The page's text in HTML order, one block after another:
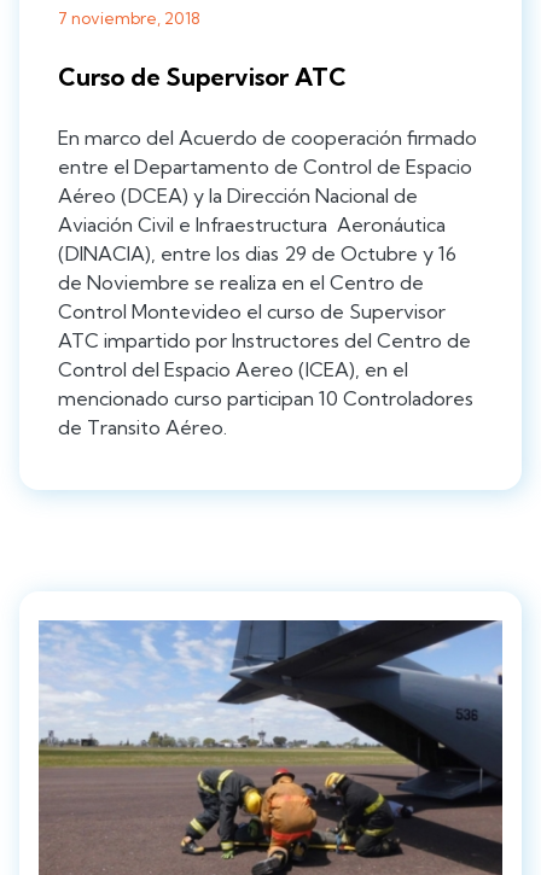
7 noviembre, 2018
Curso de Supervisor ATC
En marco del Acuerdo de cooperación firmado
entre el Departamento de Control de Espacio
Aéreo (DCEA) y la Dirección Nacional de
Aviación Civil e Infraestructura Aeronáutica
(DINACIA), entre los dias 29 de Octubre y 16
de Noviembre se realiza en el Centro de
Control Montevideo el curso de Supervisor
ATC impartido por Instructores del Centro de
Control del Espacio Aereo (ICEA), en el
mencionado curso participan 10 Controladores
de Transito Aéreo.